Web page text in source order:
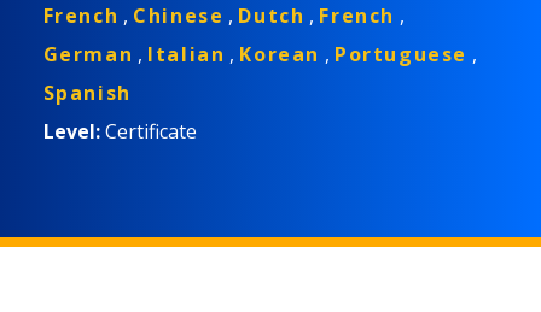
French , Chinese , Dutch , French ,
German , Italian , Korean , Portuguese ,
Spanish
Level:Certificate